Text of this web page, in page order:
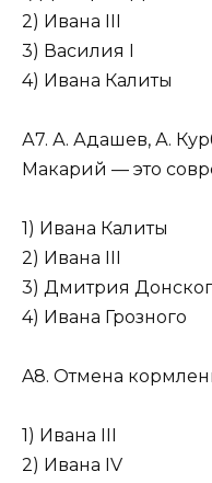
2) Ивана III
3) Василия I
4) Ивана Калиты
А7. А. Адашев, А.
Макарий — это
1) Ивана Калиты
2) Ивана III
3) Дмитрия
4) Ивана Грозного
A8. Отмена
1) Ивана III
2) Ивана IV